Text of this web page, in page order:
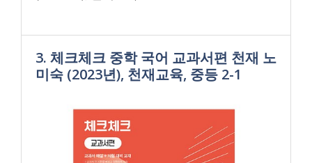
3. 체크체크 중학 국어 교과서편 천재 노
미숙 (2023년), 천재교육, 중등 2-1